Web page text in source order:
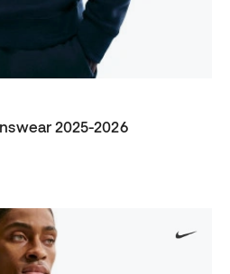
2025-2026